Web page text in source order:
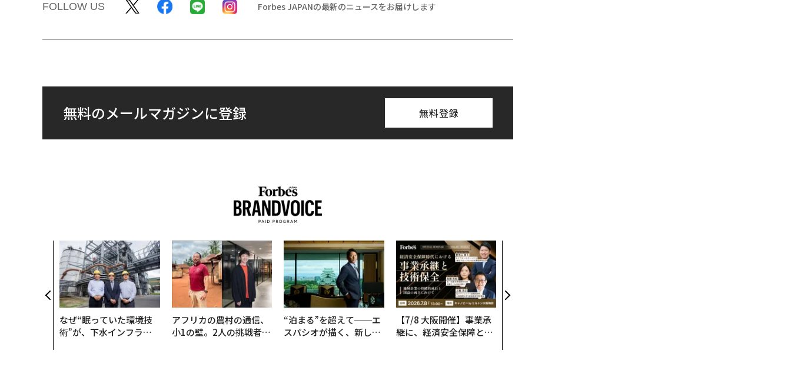
FOLLOW US Forbes JAPANの最新のニュースをお届けします
無料のメールマガジンに登録 無料登録
なぜ“眠っていた環境技
術”が、下水インフラを
アフリカの農村の通信、
小1の壁。2人の挑戦者が
“泊まる”を超えて──エ
スパシオが描く、新しい
【7/8 大阪開催】事業承
継に、経済安全保障とい
R」の哲学